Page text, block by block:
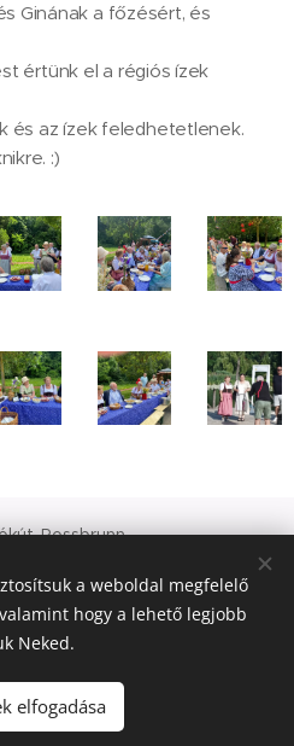
Ginának a főzésért, és
értünk el a régiós ízek
és az ízek feledhetetlenek.
:)
Rossbrunn
Fővárosa
PROJEKT
fenntartva
a weboldal megfelelő
hogy a lehető legjobb
Neked.
elfogadása